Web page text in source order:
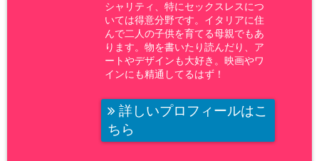
シャリティ、特にセックスレスにつ
いては得意分野です。イタリアに住
んで二人の子供を育てる母親でもあ
ります。物を書いたり読んだり、ア
ートやデザインも大好き。映画やワ
インにも精通してるはず！
詳しいプロフィールはこ
ちら